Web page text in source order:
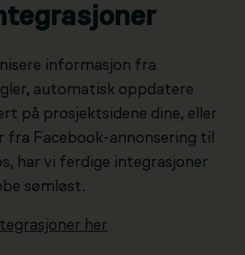
informasjon fra
automatisk oppdatere
på prosjektsidene dine, eller
fra Facebook-annonsering til
har vi ferdige integrasjoner
sømløst.
her